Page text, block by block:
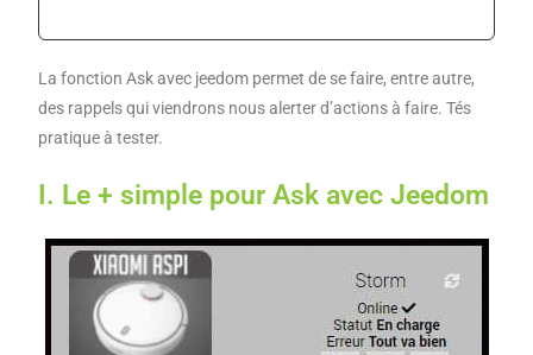
La fonction Ask avec jeedom permet de se faire, entre autre,
des rappels qui viendrons nous alerter d’actions à faire. Tés
pratique à tester.
I. Le + simple pour Ask avec Jeedom